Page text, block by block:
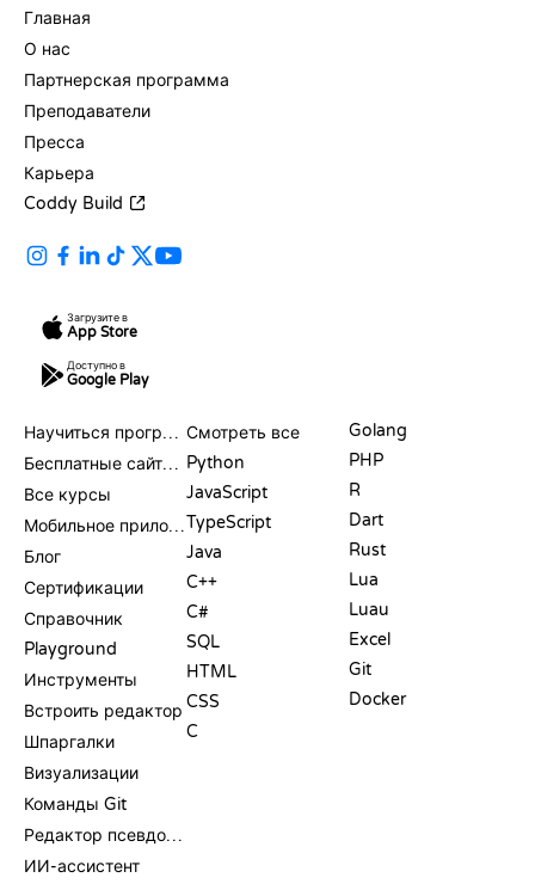
Главная
О нас
Партнерская программа
Преподаватели
Пресса
Карьера
Coddy Build
Загрузите в
App Store
Доступно в
Google Play
Научиться программировать
Бесплатные сайты для программирования
Все курсы
Мобильное приложение
Блог
Сертификации
Справочник
Playground
Инструменты
Встроить редактор
Шпаргалки
Визуализации
Команды Git
Редактор псевдокода
ИИ-ассистент
Смотреть все
Python
JavaScript
TypeScript
Java
C++
C#
SQL
HTML
CSS
C
Golang
PHP
R
Dart
Rust
Lua
Luau
Excel
Git
Docker